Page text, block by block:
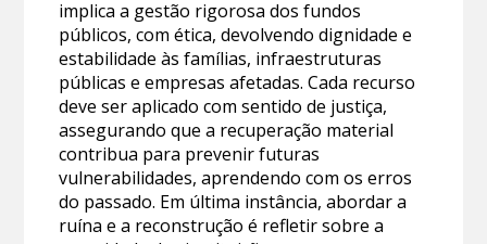
implica a gestão rigorosa dos fundos
públicos, com ética, devolvendo dignidade e
estabilidade às famílias, infraestruturas
públicas e empresas afetadas. Cada recurso
deve ser aplicado com sentido de justiça,
assegurando que a recuperação material
contribua para prevenir futuras
vulnerabilidades, aprendendo com os erros
do passado. Em última instância, abordar a
ruína e a reconstrução é refletir sobre a